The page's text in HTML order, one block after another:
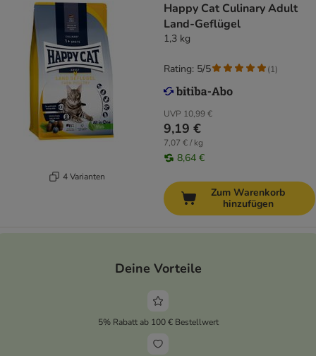
4 Varianten
Happy Cat Culinary Adult
Land-Geflügel
1,3 kg
UVP 10,99 €
9,19 €
7,07 € / kg
8,64 €
Rating: 5/5 (1)
Zum Warenkorb
hinzufügen
Deine Vorteile
5% Rabatt ab 100 € Bestellwert